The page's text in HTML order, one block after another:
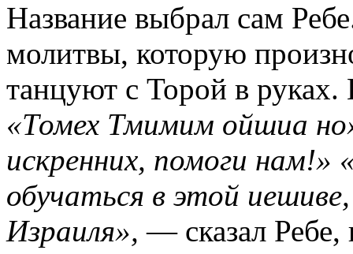
Название выбрал сам
молитвы, которую
танцуют с Торой в руках.
«Томех Тмимим ойшиа
искренних, помоги нам!»
обучаться в этой
Израиля», — сказал Ребе,